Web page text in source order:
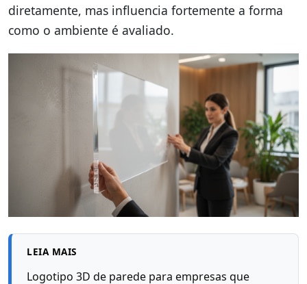
diretamente, mas influencia fortemente a forma
como o ambiente é avaliado.
LEIA MAIS
Logotipo 3D de parede para empresas que